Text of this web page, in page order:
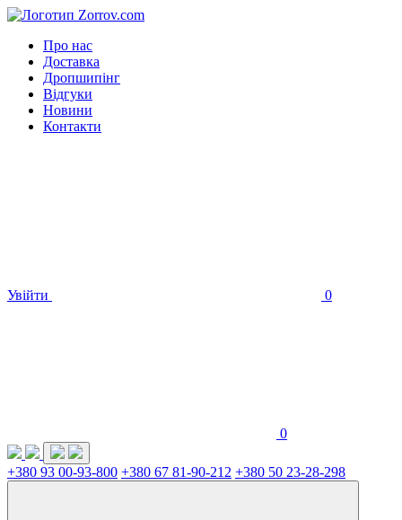
Про нас
Доставка
Дропшипінг
Відгуки
Новини
Контакти
Увійти 0
0
+380 93 00-93-800 +380 67 81-90-212 +380 50 23-28-298